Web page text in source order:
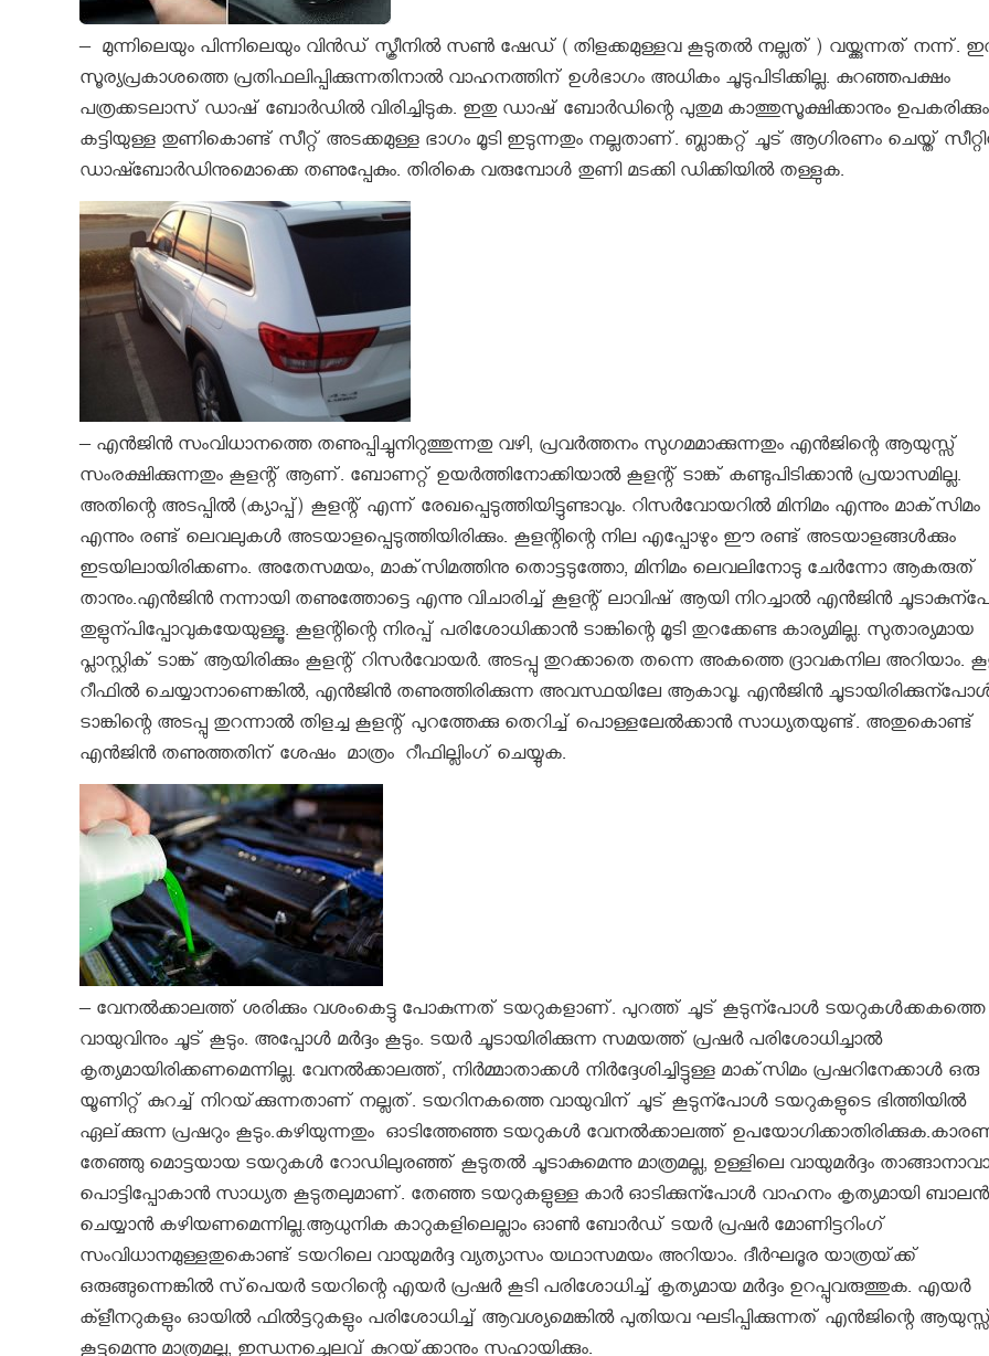
– മുന്നിലെയും പിന്നിലെയും വിന്‍ഡ് സ്ക്രീനില്‍ സണ്‍ ഷേഡ് ( തിളക്കമുള്ളവ കൂടുതല്‍ നല്ലത് ) വയ്ക്കുന്നത് നന്ന്.
സൂര്യപ്രകാശത്തെ പ്രതിഫലിപ്പിക്കുന്നതിനാല്‍ വാഹനത്തിന് ഉള്‍ഭാഗം അധികം ചൂടുപിടിക്കില്ല. കുറഞ്ഞപക്ഷം
പത്രക്കടലാസ് ഡാഷ് ബോര്‍ഡില്‍ വിരിച്ചിടുക. ഇതു ഡാഷ് ബോര്‍ഡിന്റെ പുതുമ കാത്തുസൂക്ഷിക്കാനും
കട്ടിയുള്ള തുണികൊണ്ട് സീറ്റ് അടക്കമുള്ള ഭാഗം മൂടി ഇടുന്നതും നല്ലതാണ്. ബ്ലാങ്കറ്റ് ചൂട് ആഗിരണം ചെയ്ത്
ഡാഷ്ബോര്‍ഡിനുമൊക്കെ തണുപ്പേകും. തിരികെ വരുമ്പോള്‍ തുണി മടക്കി ഡിക്കിയില്‍ തള്ളുക.
– എൻജിൻ സംവിധാനത്തെ തണുപ്പിച്ചുനിറുത്തുന്നതു വഴി, പ്രവർത്തനം സുഗമമാക്കുന്നതും എൻജിന്റെ ആയുസ്സ്
സംരക്ഷിക്കുന്നതും കൂളന്റ് ആണ്. ബോണറ്റ് ഉയർത്തിനോക്കിയാൽ കൂളന്റ് ടാങ്ക് കണ്ടുപിടിക്കാൻ പ്രയാസമില്ല.
അതിന്റെ അടപ്പിൽ (ക്യാപ്പ്) കൂളന്റ് എന്ന് രേഖപ്പെടുത്തിയിട്ടുണ്ടാവും. റിസർവോയറിൽ മിനിമം എന്നും മാക്‌സിമം
എന്നും രണ്ട് ലെവലുകൾ അടയാളപ്പെടുത്തിയിരിക്കും. കൂളന്റിന്റെ നില എപ്പോഴും ഈ രണ്ട് അടയാളങ്ങൾക്കും
ഇടയിലായിരിക്കണം. അതേസമയം, മാക്‌സിമത്തിനു തൊട്ടടുത്തോ, മിനിമം ലെവലിനോടു ചേർന്നോ ആകരുത്
താനും.എൻജിൻ നന്നായി തണുത്തോട്ടെ എന്നു വിചാരിച്ച് കൂളന്റ് ലാവിഷ് ആയി നിറച്ചാൽ എൻജിൻ
തുളുന്പിപ്പോവുകയേയുള്ളൂ. കൂളന്റിന്റെ നിരപ്പ് പരിശോധിക്കാൻ ടാങ്കിന്റെ മൂടി തുറക്കേണ്ട കാര്യമില്ല. സുതാര്യമായ
പ്ലാസ്റ്റിക് ടാങ്ക് ആയിരിക്കും കൂളന്റ് റിസർവോയർ. അടപ്പു തുറക്കാതെ തന്നെ അകത്തെ ദ്രാവകനില അറിയാം.
റീഫിൽ ചെയ്യാനാണെങ്കിൽ, എൻജിൻ തണുത്തിരിക്കുന്ന അവസ്ഥയിലേ ആകാവൂ. എൻജിൻ
ടാങ്കിന്റെ അടപ്പു തുറന്നാൽ തിളച്ച കൂളന്റ് പുറത്തേക്കു തെറിച്ച് പൊള്ളലേൽക്കാൻ സാധ്യതയുണ്ട്. അതുകൊണ്ട്
എൻജിൻ തണുത്തതിന് ശേഷം മാത്രം റീഫില്ലിംഗ് ചെയ്യുക.
– വേനൽക്കാലത്ത് ശരിക്കും വശംകെട്ടു പോകുന്നത് ടയറുകളാണ്. പുറത്ത് ചൂട് കൂടുന്പോൾ ടയറുകൾക്കകത്തെ
വായുവിനും ചൂട് കൂടും. അപ്പോൾ മർദ്ദം കൂടും. ടയർ ചൂടായിരിക്കുന്ന സമയത്ത് പ്രഷർ പരിശോധിച്ചാൽ
കൃത്യമായിരിക്കണമെന്നില്ല. വേനൽക്കാലത്ത്, നിർമ്മാതാക്കൾ നിർദ്ദേശിച്ചിട്ടുള്ള മാക്‌സിമം പ്രഷറിനേക്കാൾ ഒരു
യൂണിറ്റ് കുറച്ച് നിറയ്‌ക്കുന്നതാണ് നല്ലത്. ടയറിനകത്തെ വായുവിന് ചൂട് കൂടുന്പോൾ ടയറുകളുടെ ഭിത്തിയിൽ
ഏല്‌ക്കുന്ന പ്രഷറും കൂടും.കഴിയുന്നതും ഓടിത്തേഞ്ഞ ടയറുകൾ വേനൽക്കാലത്ത്
തേഞ്ഞു മൊട്ടയായ ടയറുകൾ റോഡിലുരഞ്ഞ് കൂടുതൽ ചൂടാകുമെന്നു മാത്രമല്ല, ഉള്ളിലെ വായുമർദ്ദം
പൊട്ടിപ്പോകാൻ സാധ്യത കൂടുതലുമാണ്. തേഞ്ഞ ടയറുകളുള്ള കാർ ഓടിക്കുന്പോൾ വാഹനം കൃത്യമായി
ചെയ്യാൻ കഴിയണമെന്നില്ല.ആധുനിക കാറുകളിലെല്ലാം ഓൺ ബോർഡ് ടയർ പ്രഷർ മോണിട്ടറിംഗ്
സംവിധാനമുള്ളതുകൊണ്ട് ടയറിലെ വായുമ‌ർദ്ദ വ്യത്യാസം യഥാസമയം അറിയാം. ദീർഘദൂര യാത്രയ്‌ക്ക്
ഒരുങ്ങുന്നെങ്കിൽ സ്‌പെയർ ‌ടയറിന്റെ എയർ പ്രഷർ കൂടി പരിശോധിച്ച് കൃത്യമായ മർദ്ദം ഉറപ്പുവരുത്തുക. എയർ
ക്ളീനറുകളും ഓയിൽ ഫിൽട്ടറുകളും പരിശോധിച്ച് ആവശ്യമെങ്കിൽ പുതിയവ ഘടിപ്പിക്കുന്നത് എൻജിന്റെ